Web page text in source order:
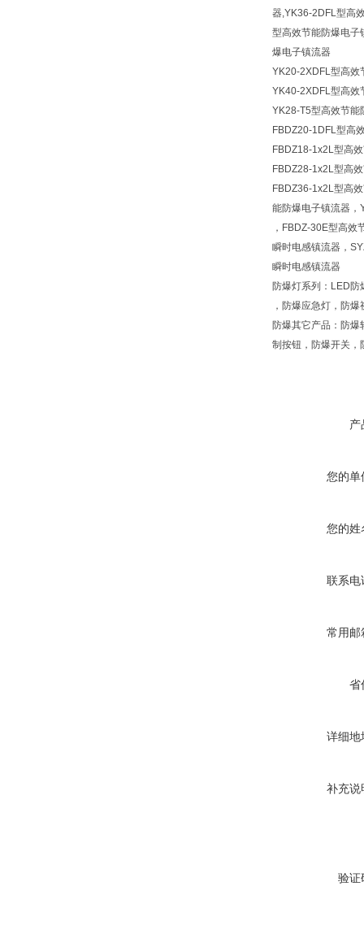
器,YK36-2DFL型高
型高效节能防爆电子
爆电子镇流器
YK20-2XDFL型高效
YK40-2XDFL型高效
YK28-T5型高效节能
FBDZ20-1DFL型高
FBDZ18-1x2L型高
FBDZ28-1x2L型高
FBDZ36-1x2L型高
能防爆电子镇流器，
，FBDZ-30E型高
瞬时电感镇流器，
瞬时电感镇流器
防爆灯系列：LED
，防爆应急灯，防
防爆其它产品：防
制按钮，防爆开关，
产
您的单
您的姓
联系电
常用邮
省
详细地
补充说
验证